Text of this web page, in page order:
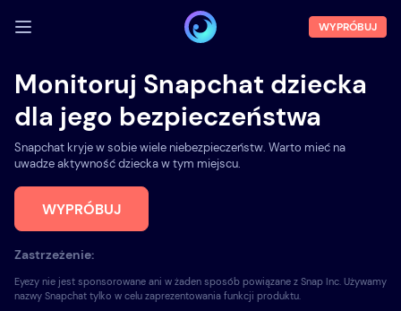
ZALOGUJ SIĘ
Demo
Funkcje
Blog
WYPRÓBUJ
Monitoruj Snapchat dziecka
dla jego bezpieczeństwa
Snapchat kryje w sobie wiele niebezpieczeństw. Warto mieć na
uwadze aktywność dziecka w tym miejscu.
WYPRÓBUJ
Zastrzeżenie:
Eyezy nie jest sponsorowane ani w żaden sposób powiązane z Snap Inc. Używamy
nazwy Snapchat tylko w celu zaprezentowania funkcji produktu.